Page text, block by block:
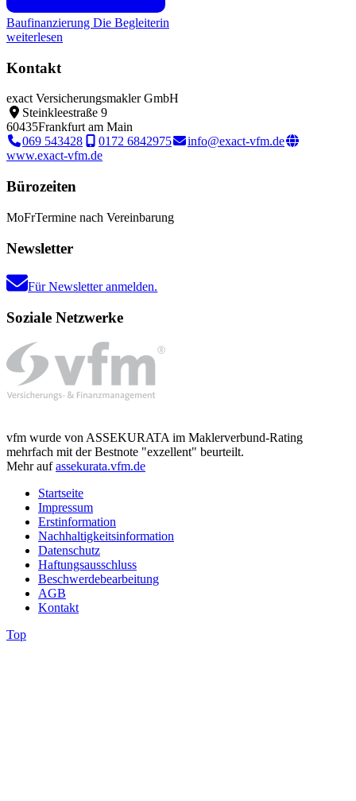
Baufinanzierung Die Begleiterin
weiterlesen
Kontakt
exact Versicherungsmakler GmbH
Steinkleestraße 9
60435Frankfurt am Main
069 543428
0172 6842975
info@exact-vfm.de
www.exact-vfm.de
Bürozeiten
MoFrTermine nach Vereinbarung
Newsletter
Für Newsletter anmelden.
Soziale Netzwerke
vfm wurde von ASSEKURATA im Maklerverbund-Rating
mehrfach mit der Bestnote "exzellent" beurteilt.
Mehr aufassekurata.vfm.de
Startseite
Impressum
Erstinformation
Nachhaltigkeitsinformation
Datenschutz
Haftungsausschluss
Beschwerdebearbeitung
AGB
Kontakt
Top